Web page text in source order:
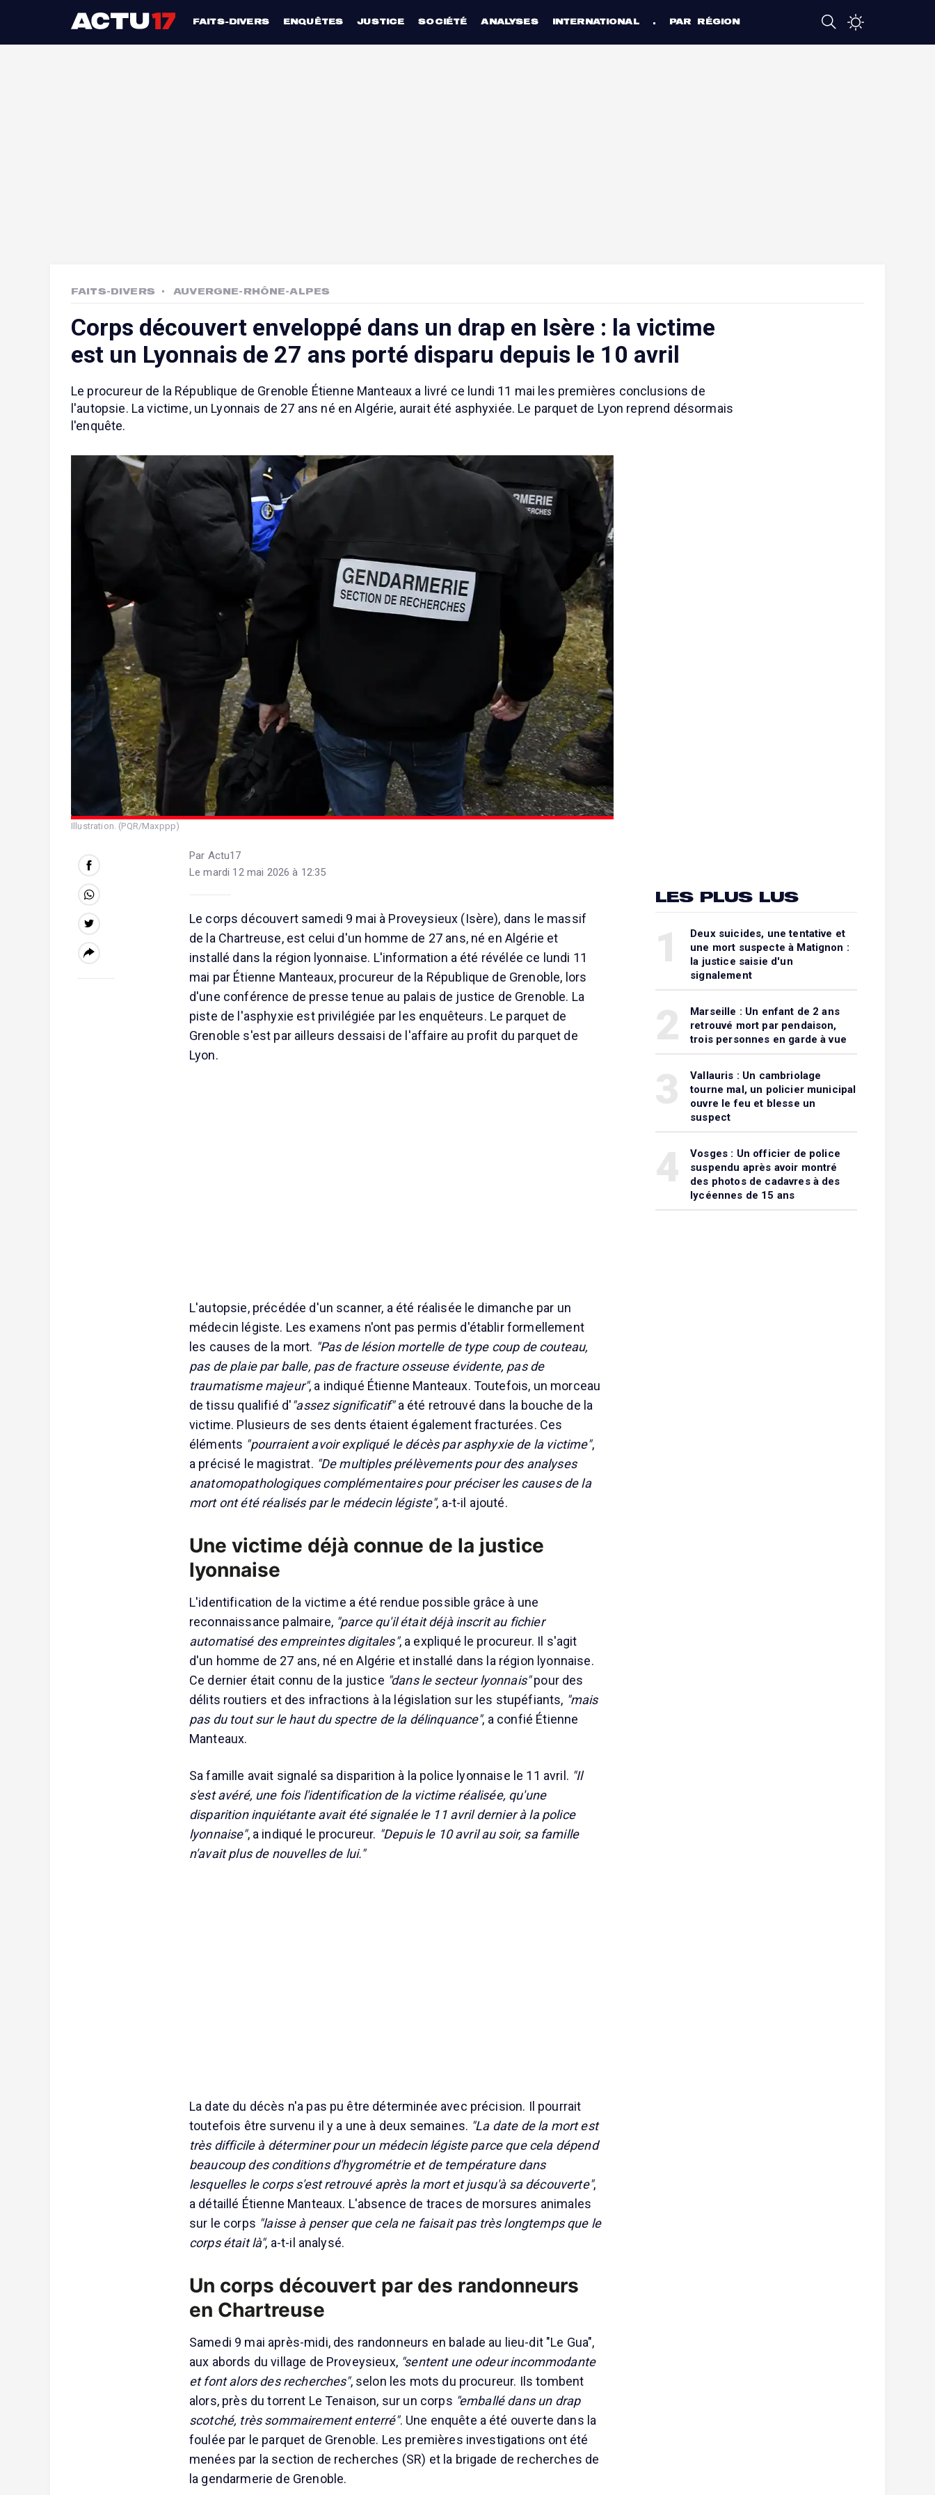
FAITS-DIVERS ENQUÊTES JUSTICE SOCIÉTÉ ANALYSES INTERNATIONAL PAR RÉGION
FAITS-DIVERS AUVERGNE-RHÔNE-ALPES
Corps découvert enveloppé dans un drap en Isère : la victime
est un Lyonnais de 27 ans porté disparu depuis le 10 avril
Le procureur de la République de Grenoble Étienne Manteaux a livré ce lundi 11 mai les premières conclusions de
l'autopsie. La victime, un Lyonnais de 27 ans né en Algérie, aurait été asphyxiée. Le parquet de Lyon reprend désormais
l'enquête.
Illustration. (PQR/Maxppp)
Par Actu17
Le mardi 12 mai 2026 à 12:35
Le corps découvert samedi 9 mai à Proveysieux (Isère), dans le massif
de la Chartreuse, est celui d'un homme de 27 ans, né en Algérie et
installé dans la région lyonnaise. L'information a été révélée ce lundi 11
mai par Étienne Manteaux, procureur de la République de Grenoble, lors
d'une conférence de presse tenue au palais de justice de Grenoble. La
piste de l'asphyxie est privilégiée par les enquêteurs. Le parquet de
Grenoble s'est par ailleurs dessaisi de l'affaire au profit du parquet de
Lyon.
L'autopsie, précédée d'un scanner, a été réalisée le dimanche par un
médecin légiste. Les examens n'ont pas permis d'établir formellement
les causes de la mort. "Pas de lésion mortelle de type coup de couteau,
pas de plaie par balle, pas de fracture osseuse évidente, pas de
traumatisme majeur", a indiqué Étienne Manteaux. Toutefois, un morceau
de tissu qualifié d'"assez significatif"a été retrouvé dans la bouche de la
victime. Plusieurs de ses dents étaient également fracturées. Ces
éléments "pourraient avoir expliqué le décès par asphyxie de la victime",
a précisé le magistrat. "De multiples prélèvements pour des analyses
anatomopathologiques complémentaires pour préciser les causes de la
mort ont été réalisés par le médecin légiste", a-t-il ajouté.
Une victime déjà connue de la justice
lyonnaise
L'identification de la victime a été rendue possible grâce à une
reconnaissance palmaire, "parce qu'il était déjà inscrit au fichier
automatisé des empreintes digitales", a expliqué le procureur. Il s'agit
d'un homme de 27 ans, né en Algérie et installé dans la région lyonnaise.
Ce dernier était connu de la justice "dans le secteur lyonnais"pour des
délits routiers et des infractions à la législation sur les stupéfiants, "mais
pas du tout sur le haut du spectre de la délinquance", a confié Étienne
Manteaux.
Sa famille avait signalé sa disparition à la police lyonnaise le 11 avril. "Il
s'est avéré, une fois l'identification de la victime réalisée, qu'une
disparition inquiétante avait été signalée le 11 avril dernier à la police
lyonnaise", a indiqué le procureur. "Depuis le 10 avril au soir, sa famille
n'avait plus de nouvelles de lui."
La date du décès n'a pas pu être déterminée avec précision. Il pourrait
toutefois être survenu il y a une à deux semaines. "La date de la mort est
très difficile à déterminer pour un médecin légiste parce que cela dépend
beaucoup des conditions d'hygrométrie et de température dans
lesquelles le corps s'est retrouvé après la mort et jusqu'à sa découverte",
a détaillé Étienne Manteaux. L'absence de traces de morsures animales
sur le corps "laisse à penser que cela ne faisait pas très longtemps que le
corps était là", a-t-il analysé.
Un corps découvert par des randonneurs
en Chartreuse
Samedi 9 mai après-midi, des randonneurs en balade au lieu-dit "Le Gua",
aux abords du village de Proveysieux, "sentent une odeur incommodante
et font alors des recherches", selon les mots du procureur. Ils tombent
alors, près du torrent Le Tenaison, sur un corps "emballé dans un drap
scotché, très sommairement enterré". Une enquête a été ouverte dans la
foulée par le parquet de Grenoble. Les premières investigations ont été
menées par la section de recherches (SR) et la brigade de recherches de
la gendarmerie de Grenoble.
LES PLUS LUS
Deux suicides, une tentative et
une mort suspecte à Matignon :
la justice saisie d'un
signalement
Marseille : Un enfant de 2 ans
retrouvé mort par pendaison,
trois personnes en garde à vue
Vallauris : Un cambriolage
tourne mal, un policier municipal
ouvre le feu et blesse un
suspect
Vosges : Un officier de police
suspendu après avoir montré
des photos de cadavres à des
lycéennes de 15 ans